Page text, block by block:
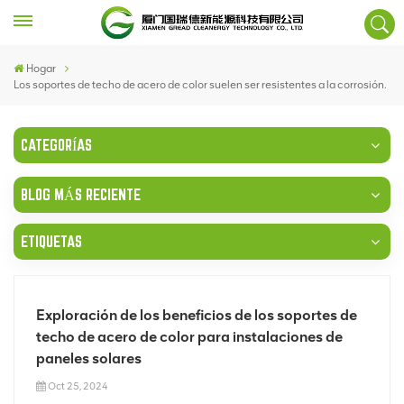
Hogar
Los soportes de techo de acero de color suelen ser resistentes a la corrosión.
CATEGORÍAS
BLOG MÁS RECIENTE
ETIQUETAS
Exploración de los beneficios de los soportes de
techo de acero de color para instalaciones de
paneles solares
Oct 25, 2024